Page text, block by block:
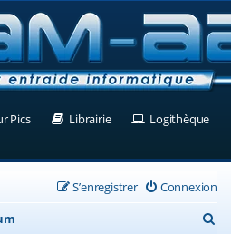
onglet)
Pics(Ouvre un nouvel onglet)
Librairie(Ouvre un nouvel
Logithèque
Connexion
S’enregistrer